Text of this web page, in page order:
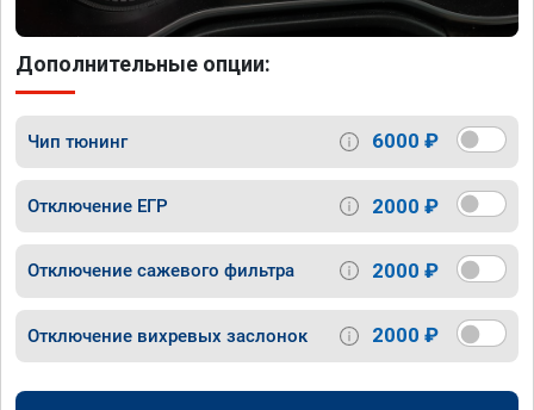
Дополнительные опции:
Чип тюнинг 6000 ₽
Отключение ЕГР 2000 ₽
Отключение сажевого фильтра 2000 ₽
Отключение вихревых заслонок 2000 ₽